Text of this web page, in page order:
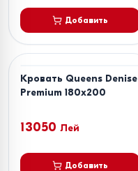
Добавить
Кровать Queens Denise
Premium 180x200
13050 Лей
Добавить